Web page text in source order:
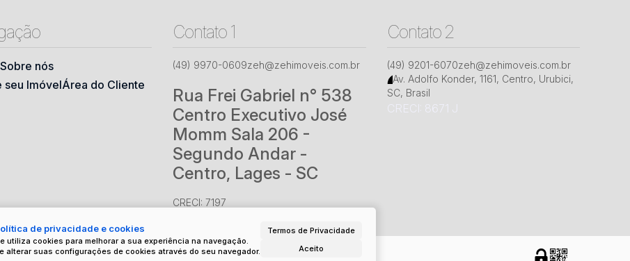
de privacidade e cookies
utiliza cookies para melhorar a sua experiência na navegação.
alterar suas configurações de cookies através do seu navegador.
Termos de Privacidade
Aceito
Sobre nós
seu ImóvelÁrea do Cliente
Contato 1
(49) 9970-0609zeh@zehimoveis.com.br
Rua Frei Gabriel n° 538
Centro Executivo José
Momm Sala 206 -
Segundo Andar -
Centro, Lages - SC
CRECI: 7197
Contato 2
(49) 9201-6070zeh@zehimoveis.com.br
Av. Adolfo Konder, 1161, Centro, Urubici,
SC, Brasil
CRECI: 8671 J